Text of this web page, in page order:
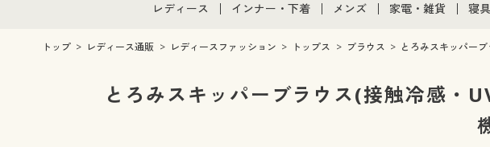
レディース
レディース通販すべて
レディースファッション
インナー・下着
インナー・下着通販すべて
女性下着
メンズ
メンズ通販すべて
メンズファッション
家電・雑貨
家電・雑貨すべて
家電
キッチン・雑貨・
寝
寝
家
寝
トップ レディース通販 レディースファッション トップス ブラウス とろみスキッパー
とろみスキッパーブラウス(接触冷感・